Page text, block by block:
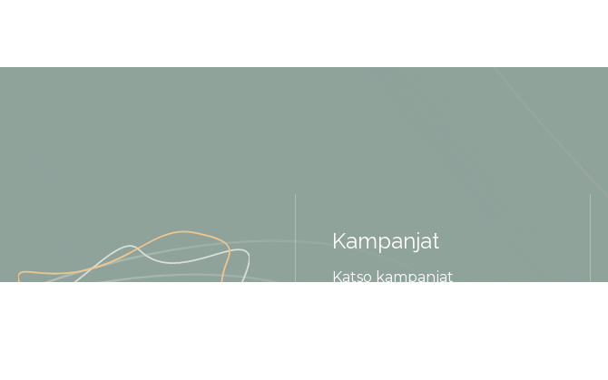
Kampanjat
Katso kampanjat